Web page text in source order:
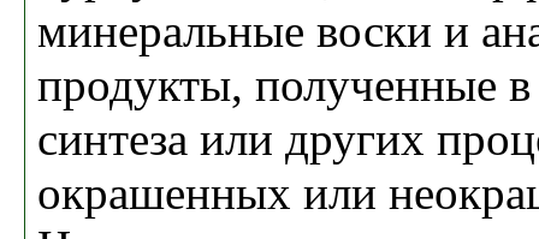
минеральные воски и
продукты, полученные в
синтеза или других
окрашенных или